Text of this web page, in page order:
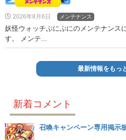
2026年8月6日 メンテナンス
妖怪ウォッチぷにぷにのメンテナンス
す。 メンテ...
最新情報をもっ
新着コメント
召喚キャンペーン専用掲示